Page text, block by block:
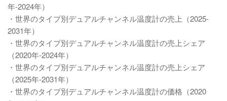
年-2024年）
・世界のタイプ別デュアルチャンネル温度計の売上（2025-
2031年）
・世界のタイプ別デュアルチャンネル温度計の売上シェア
（2020年-2024年）
・世界のタイプ別デュアルチャンネル温度計の売上シェア
（2025年-2031年）
・世界のタイプ別デュアルチャンネル温度計の価格（2020